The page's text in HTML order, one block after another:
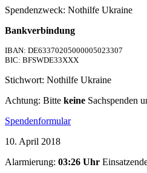
Spendenzweck: Nothilfe Ukraine
Bankverbindung
IBAN: DE63370205000005023307
BIC: BFSWDE33XXX
Stichwort: Nothilfe Ukraine
Achtung: Bitte keine Sachspenden
Spendenformular
10. April 2018
Alarmierung: 03:26 Uhr